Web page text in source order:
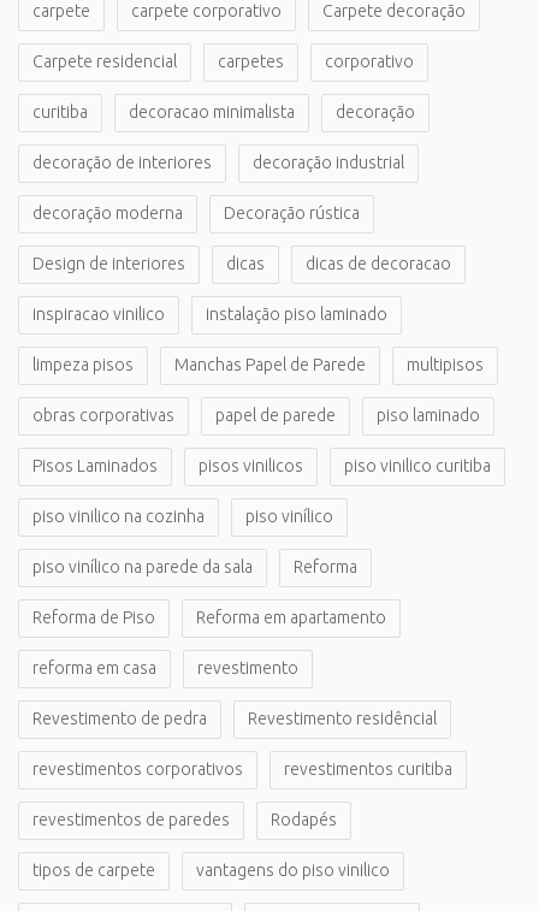
carpete carpete corporativo Carpete decoração
Carpete residencial carpetes corporativo
curitiba decoracao minimalista decoração
decoração de interiores decoração industrial
decoração moderna Decoração rústica
Design de interiores dicas dicas de decoracao
inspiracao vinilico instalação piso laminado
limpeza pisos Manchas Papel de Parede multipisos
obras corporativas papel de parede piso laminado
Pisos Laminados pisos vinilicos piso vinilico curitiba
piso vinilico na cozinha piso vinílico
piso vinílico na parede da sala Reforma
Reforma de Piso Reforma em apartamento
reforma em casa revestimento
Revestimento de pedra Revestimento residêncial
revestimentos corporativos revestimentos curitiba
revestimentos de paredes Rodapés
tipos de carpete vantagens do piso vinilico